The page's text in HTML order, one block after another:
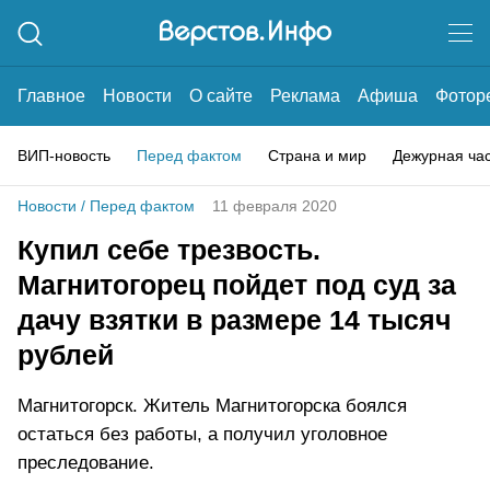
Главное Новости О сайте Реклама Афиша
ВИП-новость Перед фактом Страна и мир Дежурная
Новости / Перед фактом 11 февраля 2020
Купил себе трезвость.
Магнитогорец пойдет под суд за
дачу взятки в размере 14 тысяч
рублей
Магнитогорск. Житель Магнитогорска боялся
остаться без работы, а получил уголовное
преследование.